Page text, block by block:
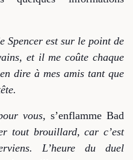
Spencer est sur le point de
et il me coûte chaque
dire à mes amis tant que
vous, s’enflamme Bad
tout brouillard, car c’est
L’heure du duel